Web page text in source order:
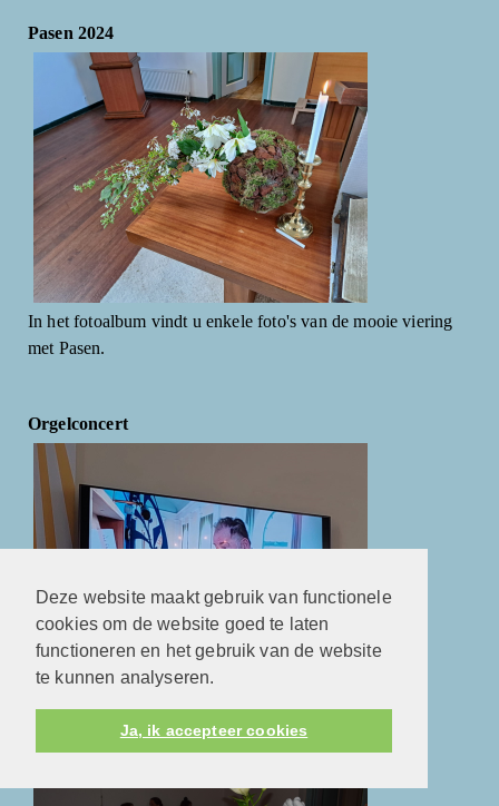
Deze website maakt gebruik van functionele
cookies om de website goed te laten
functioneren en het gebruik van de website
te kunnen analyseren.
Ja, ik accepteer cookies
Pasen 2024
In het fotoalbum vindt u enkele foto's van de mooie viering
met Pasen.
Orgelconcert
Orgelconcert door Jan Pieter Baan
Doopdienst 21-01-2024